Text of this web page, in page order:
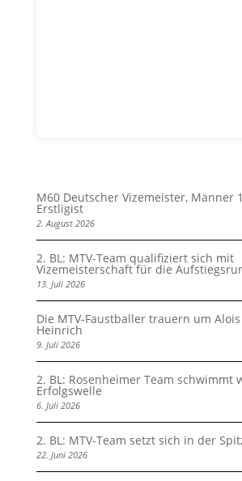
M60 Deutscher Vizemeister, Männer
Erstligist
2. August 2026
2. BL: MTV-Team qualifiziert sich mit
Vizemeisterschaft für die
13. Juli 2026
Die MTV-Faustballer trauern um Alois
Heinrich
9. Juli 2026
2. BL: Rosenheimer Team schwimmt
Erfolgswelle
6. Juli 2026
2. BL: MTV-Team setzt sich in der
22. Juni 2026